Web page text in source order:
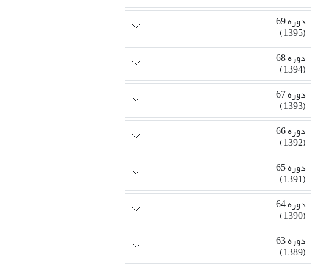
دوره 69
(1395)
دوره 68
(1394)
دوره 67
(1393)
دوره 66
(1392)
دوره 65
(1391)
دوره 64
(1390)
دوره 63
(1389)